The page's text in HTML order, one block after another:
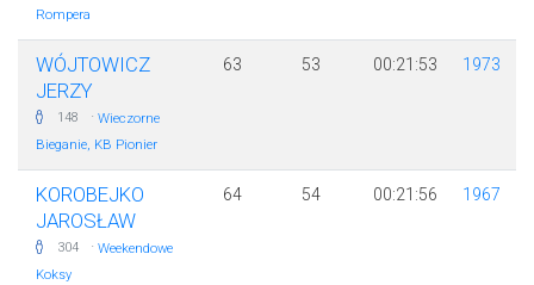
Rompera
WÓJTOWICZ
JERZY
148 · Wieczorne
Bieganie, KB Pionier
63 53 00:21:53 1973
KOROBEJKO
JAROSŁAW
304 · Weekendowe
Koksy
64 54 00:21:56 1967